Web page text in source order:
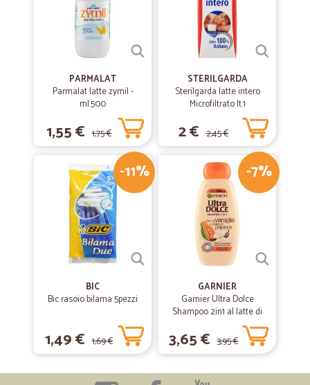
Spedizione veloce, nel complesso curata (nonostante due yogurt si
fossero aperti) e prodotti di qualità, ben refrigerati. Servizio di corriere
molto efficiente e cortese.
—Franco A.
Puntuale e precisa
Puntuale e precisa
02/12/2019
—Mario C.
Puntuali e precisi
Puntuali e precisi
Grazie
La spedizione è stata veloce. I prodotti acquistati hanno scadenza
lunga. Perciò sono molto soddisfatta.
30/06/2019
—Gaia R.
PARMALAT
Parmalat latte zymil -
ml.500
1,55 € 1,75 €
STERILGARDA
Sterilgarda latte intero
Microfiltrato lt.1
2 € 2,45 €
-11%
BIC
Bic rasoio bilama 5pezzi
1,49 € 1,69 €
-7%
GARNIER
Garnier Ultra Dolce
Shampoo 2in1 al latte di
Vaniglia e polpa di Papaya
per capelli lunghi, 300 ml.
3,65 € 3,95 €